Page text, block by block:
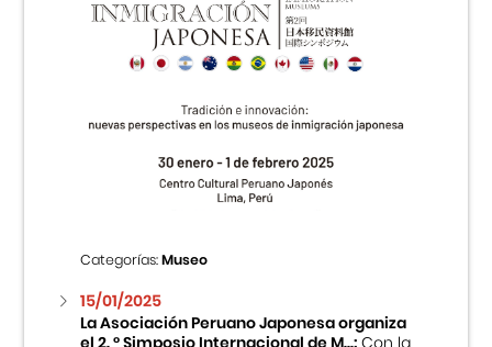
Categorías:Museo
15/01/2025
La Asociación Peruano Japonesa organiza